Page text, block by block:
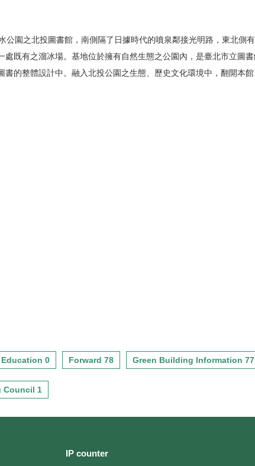
園之北投圖書館，南側隔了日據時代的噴泉鄰接光明路，東北側
既有之溜冰場。基地位於擁有自然生態之公園內，是臺北市立圖
的整體設計中。融入北投公園之生態、歷史文化環境中，翻開本
Education 0 Forward 78 Green Building Information 77
Council 1
IP counter